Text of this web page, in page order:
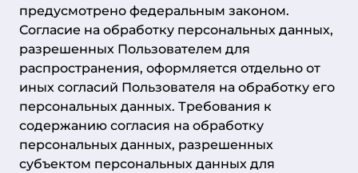
предусмотрено федеральным законом.
Согласие на обработку персональных данных,
разрешенных Пользователем для
распространения, оформляется отдельно от
иных согласий Пользователя на обработку его
персональных данных. Требования к
содержанию согласия на обработку
персональных данных, разрешенных
субъектом персональных данных для